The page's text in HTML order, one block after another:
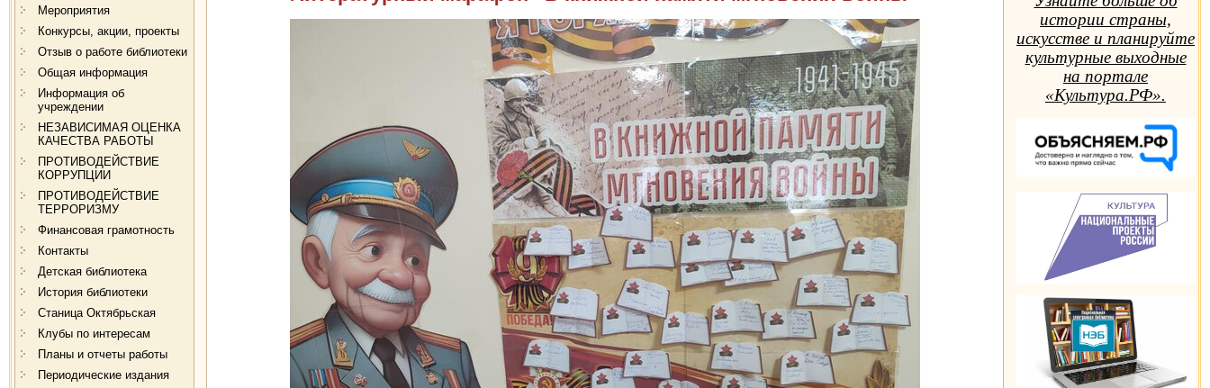
Мероприятия
Конкурсы, акции, проекты
Отзыв о работе библиотеки
Общая информация
Информация об
учреждении
НЕЗАВИСИМАЯ ОЦЕНКА
КАЧЕСТВА РАБОТЫ
ПРОТИВОДЕЙСТВИЕ
КОРРУПЦИИ
ПРОТИВОДЕЙСТВИЕ
ТЕРРОРИЗМУ
Финансовая грамотность
Контакты
Детская библиотека
История библиотеки
Станица Октябрьская
Клубы по интересам
Планы и отчеты работы
Периодические издания
истории страны,
искусстве и планируйте
культурные выходные
на портале
«Культура.РФ».